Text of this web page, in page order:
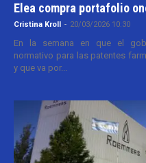
Elea compra portafolio
Cristina Kroll - 20/03/2026 10:30
En la semana en que el
normativo para las patentes
y que va por...